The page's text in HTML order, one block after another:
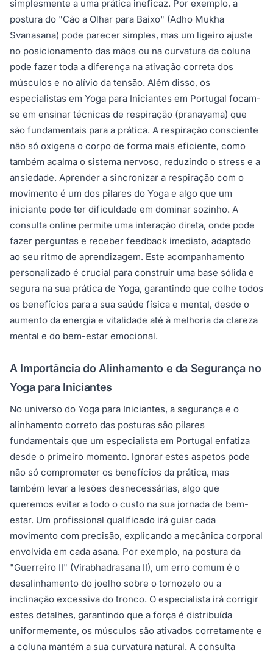
simplesmente a uma prática ineficaz. Por exemplo, a
postura do "Cão a Olhar para Baixo" (Adho Mukha
Svanasana) pode parecer simples, mas um ligeiro ajuste
no posicionamento das mãos ou na curvatura da coluna
pode fazer toda a diferença na ativação correta dos
músculos e no alívio da tensão. Além disso, os
especialistas em Yoga para Iniciantes em Portugal focam-
se em ensinar técnicas de respiração (pranayama) que
são fundamentais para a prática. A respiração consciente
não só oxigena o corpo de forma mais eficiente, como
também acalma o sistema nervoso, reduzindo o stress e a
ansiedade. Aprender a sincronizar a respiração com o
movimento é um dos pilares do Yoga e algo que um
iniciante pode ter dificuldade em dominar sozinho. A
consulta online permite uma interação direta, onde pode
fazer perguntas e receber feedback imediato, adaptado
ao seu ritmo de aprendizagem. Este acompanhamento
personalizado é crucial para construir uma base sólida e
segura na sua prática de Yoga, garantindo que colhe todos
os benefícios para a sua saúde física e mental, desde o
aumento da energia e vitalidade até à melhoria da clareza
mental e do bem-estar emocional.
A Importância do Alinhamento e da Segurança no
Yoga para Iniciantes
No universo do Yoga para Iniciantes, a segurança e o
alinhamento correto das posturas são pilares
fundamentais que um especialista em Portugal enfatiza
desde o primeiro momento. Ignorar estes aspetos pode
não só comprometer os benefícios da prática, mas
também levar a lesões desnecessárias, algo que
queremos evitar a todo o custo na sua jornada de bem-
estar. Um profissional qualificado irá guiar cada
movimento com precisão, explicando a mecânica corporal
envolvida em cada asana. Por exemplo, na postura da
"Guerreiro II" (Virabhadrasana II), um erro comum é o
desalinhamento do joelho sobre o tornozelo ou a
inclinação excessiva do tronco. O especialista irá corrigir
estes detalhes, garantindo que a força é distribuída
uniformemente, os músculos são ativados corretamente e
a coluna mantém a sua curvatura natural. A consulta